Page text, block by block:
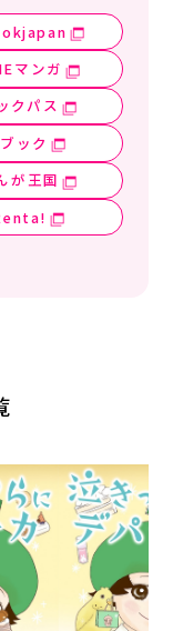
マンガ
クパス
ック
が王国